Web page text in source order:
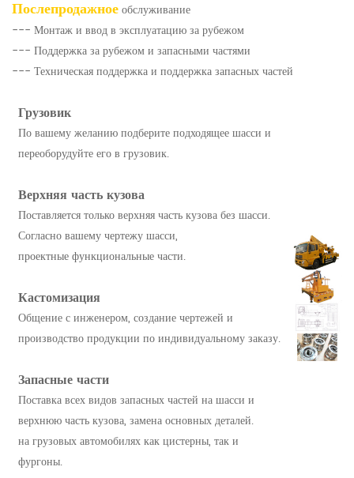
Послепродажноеобслуживание
--- Монтаж и ввод в эксплуатацию за рубежом
--- Поддержка за рубежом и запасными частями
--- Техническая поддержка и поддержка запасных частей
Грузовик
По вашему желанию подберите подходящее шасси и
переоборудуйте его в грузовик.
Верхняя часть кузова
Поставляется только верхняя часть кузова без шасси.
Согласно вашему чертежу шасси,
проектные функциональные части.
Кастомизация
Общение с инженером, создание чертежей и
производство продукции по индивидуальному заказу.
Запасные части
Поставка всех видов запасных частей на шасси и
верхнюю часть кузова, замена основных деталей.
на грузовых автомобилях как цистерны, так и
фургоны.